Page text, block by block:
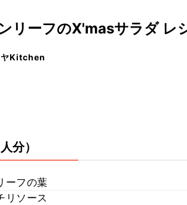
リーフのX'masサラダ レ
ヤKitchen
分）
ーフの葉
リソース